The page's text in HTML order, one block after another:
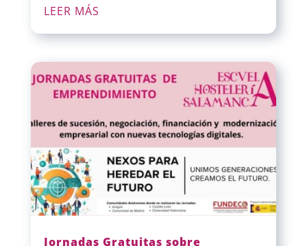
LEER MÁS
Jornadas Gratuitas sobre